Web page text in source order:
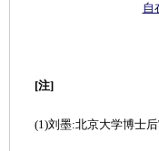
自
[注]
(1)刘墨:北京大学博士